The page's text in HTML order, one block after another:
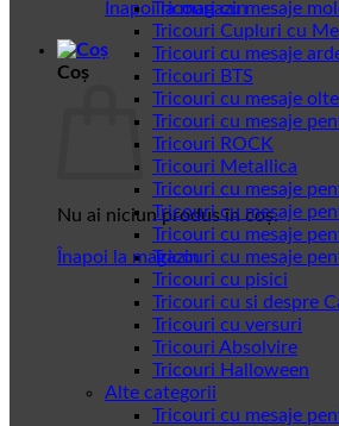
Înapoi la magazin
Coș
Nu ai niciun produs în coș.
Înapoi la magazin
Tricouri cu mesaje
Tricouri Cupluri cu
Tricouri cu mesaje
Tricouri BTS
Tricouri cu mesaje
Tricouri cu mesaje
Tricouri ROCK
Tricouri Metallica
Tricouri cu mesaje
Tricouri cu mesaje
Tricouri cu mesaje
Tricouri cu mesaje
Tricouri cu pisici
Tricouri cu si despre
Tricouri cu versuri
Tricouri Absolvire
Tricouri Halloween
Alte categorii
Tricouri cu mesaje